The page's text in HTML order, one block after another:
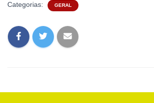
Categorias: GERAL